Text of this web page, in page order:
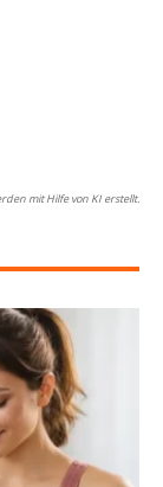
mit Hilfe von KI erstellt.